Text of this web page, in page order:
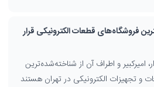
تهران (مقاومت، خازن، آی‌سی،
آماده مصرف مثل منبع تغذیه، هویه، ابزار
فروشگاه‌های قطعات الکترونیکی قرار
امیرکبیر و اطراف آن از شناخته‌شده‌ترین
و تجهیزات الکترونیکی در تهران هستند